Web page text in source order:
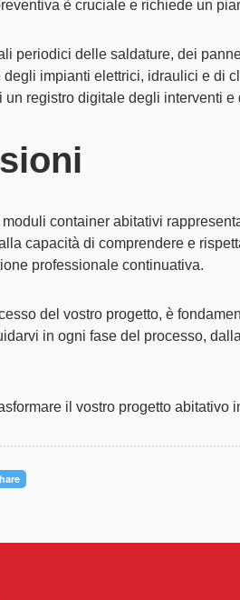
è cruciale e richiede un
periodici delle saldature, dei
degli impianti elettrici, idraulici e di
un registro digitale degli interventi
moduli container abitativi
capacità di comprendere e
professionale continuativa.
del vostro progetto, è
in ogni fase del processo,
il vostro progetto abitativo